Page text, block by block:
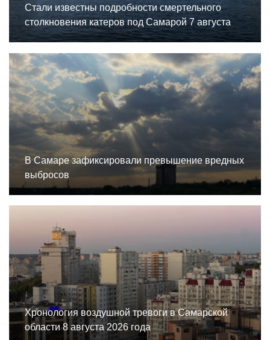
Стали известны подробности смертельного
столкновения катеров под Самарой 7 августа
В Самаре зафиксировали превышение вредных
выбросов
Хронология воздушной тревоги в Самарской
области 8 августа 2026 года